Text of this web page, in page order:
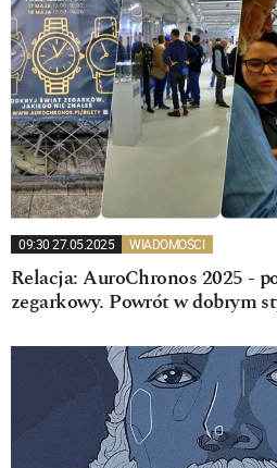
09:30 27.05.2025 WIADOMOŚCI
Relacja: AuroChronos 2025 -
zegarkowy. Powrót w dobrym